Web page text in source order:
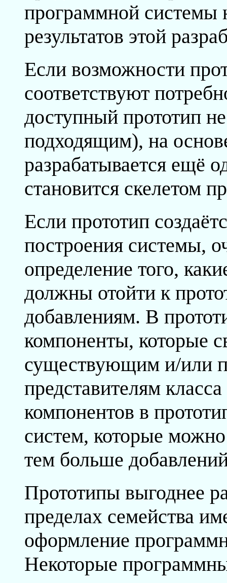
программной системы
результатов этой
Если возможности
соответствуют
доступный прототип
подходящим), на
разрабатывается ещё
становится скелетом
Если прототип
построения системы,
определение того,
должны отойти к
добавлениям. В
компоненты, которые
существующим и/или
представителям
компонентов в
систем, которые
тем больше
Прототипы выгоднее
пределах семейства
оформление
Некоторые